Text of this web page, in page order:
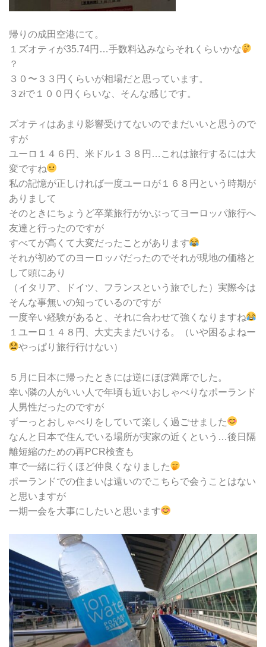
帰りの成田空港にて。
１ズオティが35.74円…手数料込みならそれくらいかな
？
３０〜３３円くらいが相場だと思っています。
３złで１００円くらいな、そんな感じです。
ズオティはあまり影響受けてないのでまだいいと思うので
すが
ユーロ１４６円、米ドル１３８円…これは旅行するには大
変ですね
私の記憶が正しければ一度ユーロが１６８円という時期が
ありまして
そのときにちょうど卒業旅行がかぶってヨーロッパ旅行へ
友達と行ったのですが
すべてが高くて大変だったことがあります
それが初めてのヨーロッパだったのでそれが現地の価格と
して頭にあり
（イタリア、ドイツ、フランスという旅でした）実際今は
そんな事無いの知っているのですが
一度辛い経験があると、それに合わせて強くなりますね
１ユーロ１４８円、大丈夫まだいける。（いや困るよねー
やっぱり旅行行けない）
５月に日本に帰ったときには逆にほぼ満席でした。
幸い隣の人がいい人で年頃も近いおしゃべりなポーランド
人男性だったのですが
ずーっとおしゃべりをしていて楽しく過ごせました
なんと日本で住んでいる場所が実家の近くという…後日隔
離短縮のための再PCR検査も
車で一緒に行くほど仲良くなりました
ポーランドでの住まいは遠いのでこちらで会うことはない
と思いますが
一期一会を大事にしたいと思います